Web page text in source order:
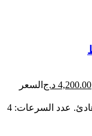
4,200.00 د.ج السعر
النوع: خلاط يدوي. القوة: ٤٢٥ واط. محرك هادئ. عدد السرعات: 4